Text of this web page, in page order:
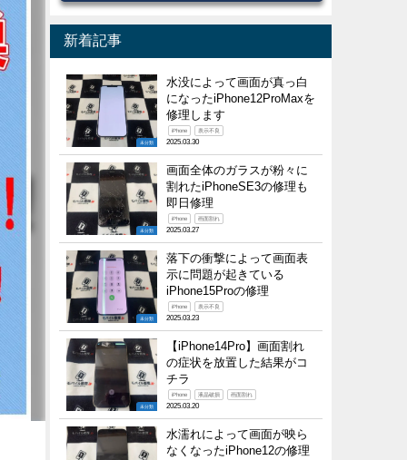
新着記事
未分類
水没によって画面が真っ白
になったiPhone12ProMaxを
修理します
iPhone 表示不良
2025.03.30
未分類
画面全体のガラスが粉々に
割れたiPhoneSE3の修理も
即日修理
iPhone 画面割れ
2025.03.27
未分類
落下の衝撃によって画面表
示に問題が起きている
iPhone15Proの修理
iPhone 表示不良
2025.03.23
未分類
【iPhone14Pro】画面割れ
の症状を放置した結果がコ
チラ
iPhone 液晶破損 画面割れ
2025.03.20
水濡れによって画面が映ら
なくなったiPhone12の修理